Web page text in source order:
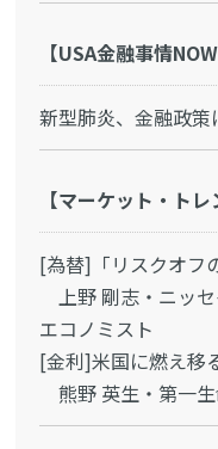
【USA金融事情
新型肺炎、金融政策
【マーケット・ト
[為替]「リスクオフ
上野 剛志・ニッ
エコノミスト
[金利]米国に燃え移
熊野 英生・第一